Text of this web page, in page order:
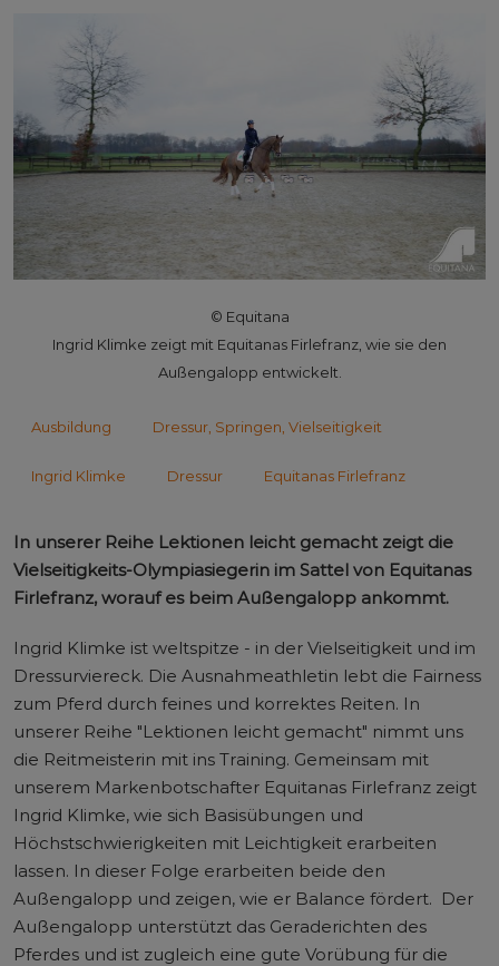
© Equitana
Ingrid Klimke zeigt mit Equitanas Firlefranz, wie sie den
Außengalopp entwickelt.
Ausbildung Dressur, Springen, Vielseitigkeit
Ingrid Klimke Dressur Equitanas Firlefranz
In unserer Reihe Lektionen leicht gemacht zeigt die
Vielseitigkeits-Olympiasiegerin im Sattel von Equitanas
Firlefranz, worauf es beim Außengalopp ankommt.
Ingrid Klimke ist weltspitze - in der Vielseitigkeit und im
Dressurviereck. Die Ausnahmeathletin lebt die Fairness
zum Pferd durch feines und korrektes Reiten. In
unserer Reihe "Lektionen leicht gemacht" nimmt uns
die Reitmeisterin mit ins Training. Gemeinsam mit
unserem Markenbotschafter Equitanas Firlefranz zeigt
Ingrid Klimke, wie sich Basisübungen und
Höchstschwierigkeiten mit Leichtigkeit erarbeiten
lassen. In dieser Folge erarbeiten beide den
Außengalopp und zeigen, wie er Balance fördert. Der
Außengalopp unterstützt das Geraderichten des
Pferdes und ist zugleich eine gute Vorübung für die